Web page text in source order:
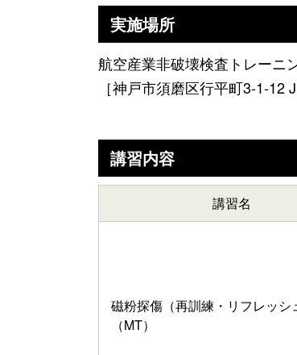
実施場所
航空産業非破壊検査トレーニ
［神戸市須磨区行平町3-1-12
講習内容
講習名
磁粉探傷（再訓練・リフレッシ
（MT）